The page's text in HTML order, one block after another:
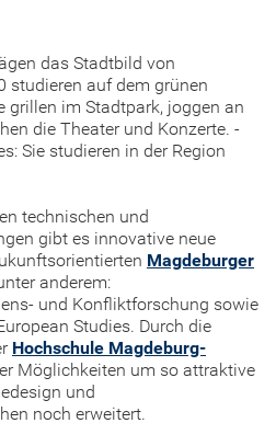
das Stadtbild von
studieren auf dem grünen
grillen im Stadtpark, joggen an
die Theater und Konzerte. -
Sie studieren in der Region
technischen und
gibt es innovative neue
Magdeburger
anderem:
und Konfliktforschung sowie
Studies. Durch die
Hochschule Magdeburg-
Möglichkeiten um so attraktive
und
noch erweitert.